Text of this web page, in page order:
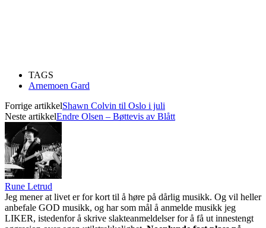
TAGS
Arnemoen Gard
Forrige artikkelShawn Colvin til Oslo i juli
Neste artikkelEndre Olsen – Bøttevis av Blått
Rune Letrud
Jeg mener at livet er for kort til å høre på dårlig musikk. Og vil heller
anbefale GOD musikk, og har som mål å anmelde musikk jeg
LIKER, istedenfor å skrive slakteanmeldelser for å få ut innestengt